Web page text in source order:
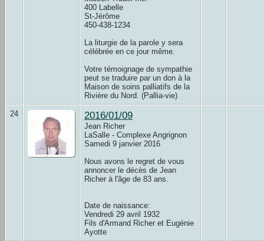
400 Labelle
St-Jérôme
450-438-1234
La liturgie de la parole y sera
célébrée en ce jour même.
Votre témoignage de sympathie
peut se traduire par un don à la
Maison de soins palliatifs de la
Rivière du Nord. (Pallia-vie)
24 2016/01/09
Jean Richer
LaSalle - Complexe Angrignon
Samedi 9 janvier 2016
Nous avons le regret de vous
annoncer le décès de Jean
Richer à l'âge de 83 ans.
Date de naissance:
Vendredi 29 avril 1932
Fils d'Armand Richer et Eugénie
Ayotte